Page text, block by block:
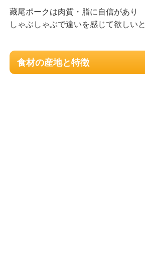
藏尾ポークは肉質・脂に自信があり
しゃぶしゃぶで違いを感じて欲しい
食材の産地と特徴